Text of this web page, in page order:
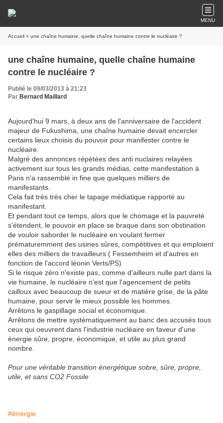
MENU
Accueil » une chaîne humaine, quelle chaîne humaine contre le nucléaire ?
une chaîne humaine, quelle chaîne humaine
contre le nucléaire ?
Publié le 09/03/2013 à 21:23
Par Bernard Maillard
Aujourd'hui 9 mars, à deux ans de l'anniversaire de l'accident
majeur de Fukushima, une chaîne humaine devait encercler
certains lieux choisis du pouvoir pour manifester contre le
nucléaire.
Malgré des annonces répétées des anti nuclaires relayées
activement sur tous les grands médias, cette manifestation à
Paris n'a rassemblé in fine que quelques milliers de
manifestants.
Cela fait très très cher le tapage médiatique rapporté au
manifestant.
Et pendant tout ce temps, alors que le chomage et la pauvreté
s'étendent, le pouvoir en place se braque dans son obstination
de vouloir saborder le nucléaire en voulant fermer
prématuremment des usines sûres, compétitives et qui emploient
elles des milliers de travailleurs ( Fessemheim et d'autres en
fonction de l'accord léonin Verts/PS)
Si le risque zéro n'existe pas, comme d'ailleurs nulle part dans la
vie humaine, le nucléaire n'est que l'agencement de petits
cailloux avec beaucoup de sueur et de matière grise, de la pâte
humaine, pour servir le mieux possible les hommes.
Arrêtons le gaspillage social et économique.
Arrêtons de mettre systématiquement au banc des accusés tous
ceux qui oeuvrent dans l'industrie nucléaire en faveur d'une
énergie sûre, propre, économique, et utile au plus grand
nombre.
Pour une véritable transition énergétique sobre, sûre, propre,
utile, et sans CO2 Fossile
#énergie